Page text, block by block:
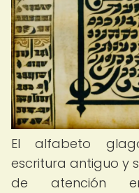
El alfabeto
escritura antiguo y
de atención